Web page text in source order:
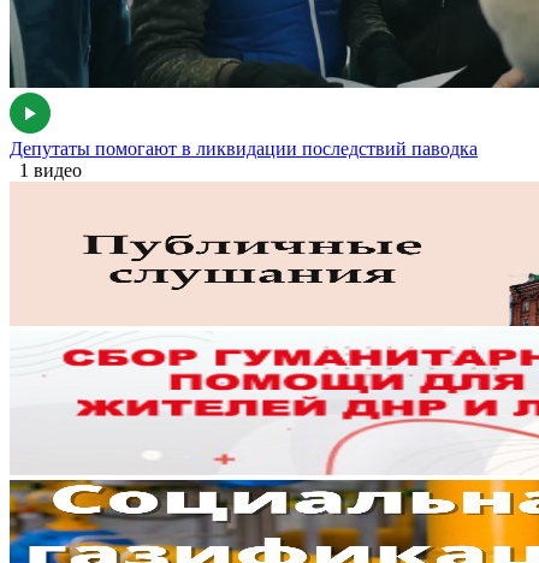
Депутаты помогают в ликвидации последствий паводка
1 видео